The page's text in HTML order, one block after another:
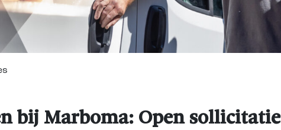
bij Marboma: Open sollicitatie